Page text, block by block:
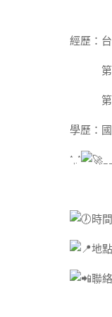
中山
經歷：
第四
第二
學歷：
*,.*
時
地
聯